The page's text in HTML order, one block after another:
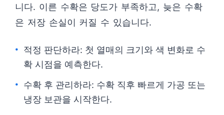
니다. 이른 수확은 당도가 부족하고, 늦은 수확
은 저장 손실이 커질 수 있습니다.
적정 판단하라: 첫 열매의 크기와 색 변화로 수
확 시점을 예측한다.
수확 후 관리하라: 수확 직후 빠르게 가공 또는
냉장 보관을 시작한다.